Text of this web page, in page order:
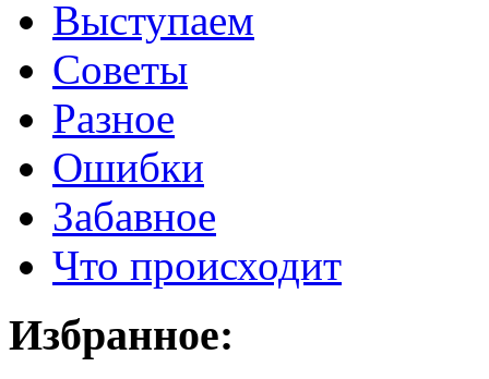
Выступаем
Советы
Разное
Ошибки
Забавное
Что происходит
Избранное: